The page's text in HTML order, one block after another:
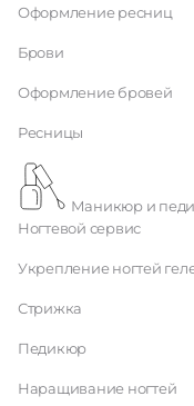
Оформление ресниц
Брови
Оформление бровей
Ресницы
Маникюр и
Ногтевой сервис
Укрепление ногтей
Стрижка
Педикюр
Наращивание ногтей